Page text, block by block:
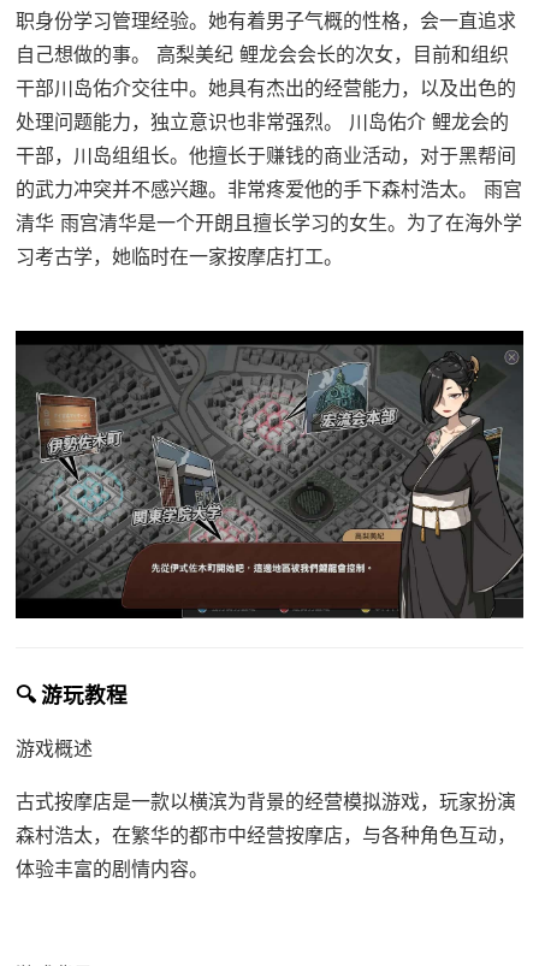
职身份学习管理经验。她有着男子气概的性格，会一直追求
自己想做的事。 高梨美纪 鲤龙会会长的次女，目前和组织
干部川岛佑介交往中。她具有杰出的经营能力，以及出色的
处理问题能力，独立意识也非常强烈。 川岛佑介 鲤龙会的
干部，川岛组组长。他擅长于赚钱的商业活动，对于黑帮间
的武力冲突并不感兴趣。非常疼爱他的手下森村浩太。 雨宫
清华 雨宫清华是一个开朗且擅长学习的女生。为了在海外学
习考古学，她临时在一家按摩店打工。
🔍 游玩教程
游戏概述
古式按摩店是一款以横滨为背景的经营模拟游戏，玩家扮演
森村浩太，在繁华的都市中经营按摩店，与各种角色互动，
体验丰富的剧情内容。